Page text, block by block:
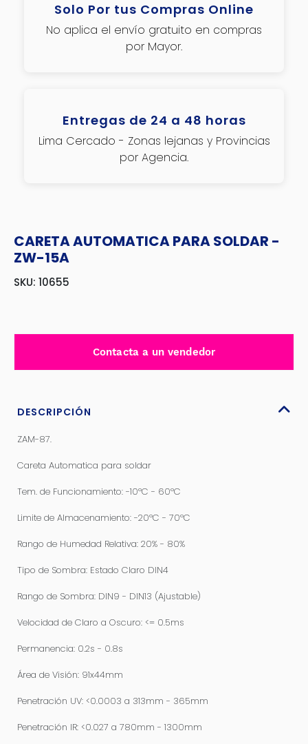
Solo Por tus Compras Online
No aplica el envío gratuito en compras
por Mayor.
Entregas de 24 a 48 horas
Lima Cercado - Zonas lejanas y Provincias
por Agencia.
CARETA AUTOMATICA PARA SOLDAR -
ZW-15A
SKU: 10655
Contacta a un vendedor
DESCRIPCIÓN
ZAM-87.
Careta Automatica para soldar
Tem. de Funcionamiento: -10ºC - 60ºC
Limite de Almacenamiento: -20ºC - 70ºC
Rango de Humedad Relativa: 20% - 80%
Tipo de Sombra: Estado Claro DIN4
Rango de Sombra: DIN9 - DIN13 (Ajustable)
Velocidad de Claro a Oscuro: <= 0.5ms
Permanencia: 0.2s - 0.8s
Área de Visión: 91x44mm
Penetración UV: <0.0003 a 313mm - 365mm
Penetración IR: <0.027 a 780mm - 1300mm